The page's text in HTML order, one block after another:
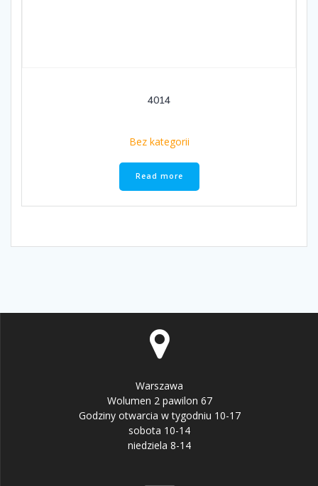
4014
Bez kategorii
Read more
Warszawa
Wolumen 2 pawilon 67
Godziny otwarcia w tygodniu 10-17
sobota 10-14
niedziela 8-14